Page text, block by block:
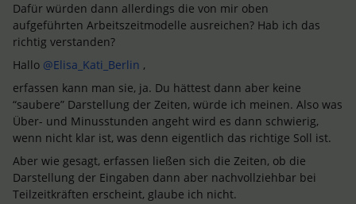
Dafür würden dann allerdings die von mir oben
aufgeführten Arbeitszeitmodelle ausreichen? Hab ich das
richtig verstanden?
Hallo @Elisa_Kati_Berlin ,
erfassen kann man sie, ja. Du hättest dann aber keine
“saubere” Darstellung der Zeiten, würde ich meinen. Also was
Über- und Minusstunden angeht wird es dann schwierig,
wenn nicht klar ist, was denn eigentlich das richtige Soll ist.
Aber wie gesagt, erfassen ließen sich die Zeiten, ob die
Darstellung der Eingaben dann aber nachvollziehbar bei
Teilzeitkräften erscheint, glaube ich nicht.